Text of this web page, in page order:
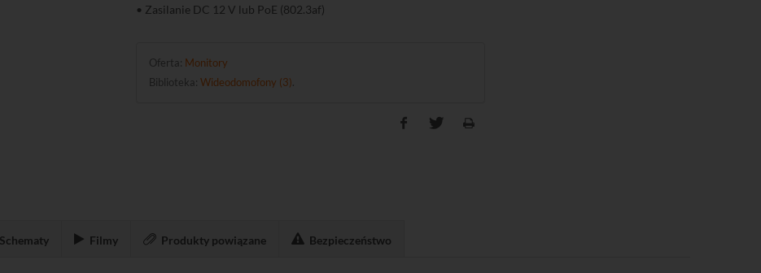
• Zasilanie DC 12 V lub PoE (802.3af)
Oferta: Monitory
Biblioteka:Wideodomofony (3)
Schematy Filmy Produkty powiązane Bezpieczeństwo